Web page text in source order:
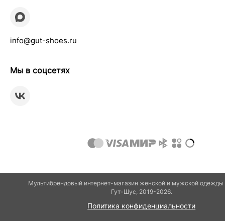
info@gut-shoes.ru
Мы в соцсетях
Мультибрендовый интернет-магазин женской и мужской
Гут-Шуc, 2019-2026.
Политика конфиденциальности